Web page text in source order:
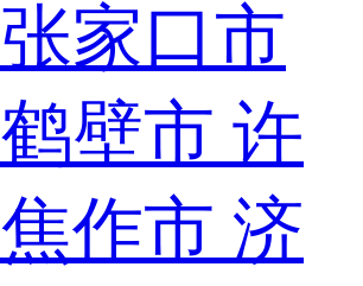
张家口市
鹤壁市 许
焦作市 济